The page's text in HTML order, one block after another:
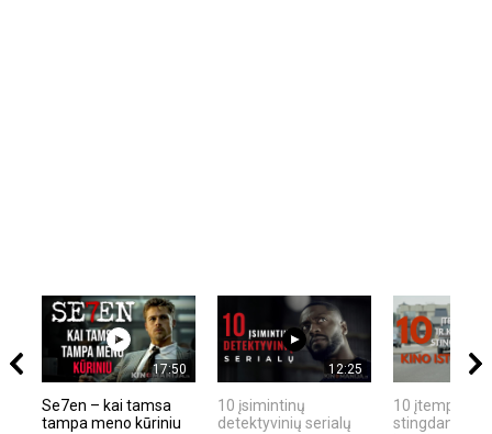
17:50
Se7en – kai tamsa
tampa meno kūriniu
12:25
10 įsimintinų
detektyvinių serialų
10 įtemptų,
stingdančių